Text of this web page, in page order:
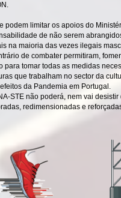
podem limitar os apoios do
de não serem
na maioria das vezes ilegais
de combater permitiram,
para tomar todas as medidas
que trabalham no sector da
da Pandemia em Portugal.
STE não poderá, nem vai
redimensionadas e